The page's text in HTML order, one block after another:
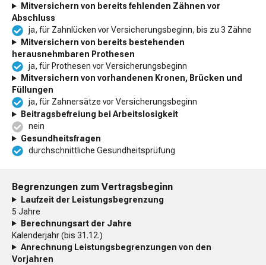
Mitversichern von bereits fehlenden Zähnen vor
Abschluss
ja, für Zahnlücken vor Versicherungsbeginn, bis zu 3 Zähne
Mitversichern von bereits bestehenden
herausnehmbaren Prothesen
ja, für Prothesen vor Versicherungsbeginn
Mitversichern von vorhandenen Kronen, Brücken und
Füllungen
ja, für Zahnersätze vor Versicherungsbeginn
Beitragsbefreiung bei Arbeitslosigkeit
nein
Gesundheitsfragen
durchschnittliche Gesundheitsprüfung
Begrenzungen zum Vertragsbeginn
Laufzeit der Leistungsbegrenzung
5 Jahre
Berechnungsart der Jahre
Kalenderjahr (bis 31.12.)
Anrechnung Leistungsbegrenzungen von den
Vorjahren